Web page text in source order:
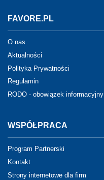
FAVORE.PL
O nas
Aktualności
Polityka Prywatności
Regulamin
RODO - obowiązek informacyjny
WSPÓŁPRACA
Program Partnerski
Kontakt
Strony internetowe dla firm